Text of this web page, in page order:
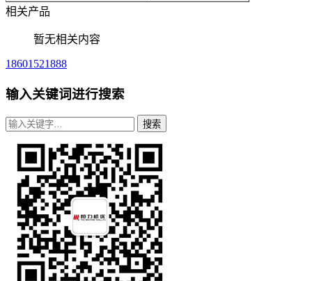
相关产品
暂无相关内容
18601521888
输入关键词进行搜索